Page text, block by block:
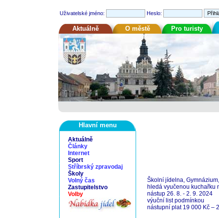
Uživatelské jméno: Heslo:
Aktuálně O městě Pro turisty
Hlavní menu
Aktuálně
Články
Internet
Sport
Stříbrský zpravodaj
Školy
Volný čas
Zastupitelstvo
Volby
Školní jídelna,
hledá vyučenou kuchařku
nástup 26. 8. - 2. 9. 2024
výuční list podmínkou
nástupní plat 19 000 Kč –